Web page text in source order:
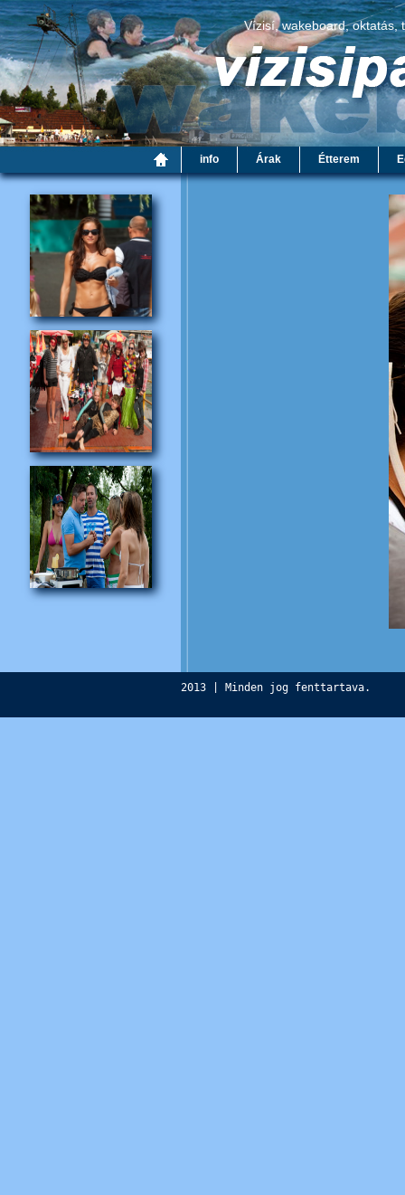
Vízisí, wakeboard, oktatás,
info Árak Étterem
2013 | Minden jog fenttartava.